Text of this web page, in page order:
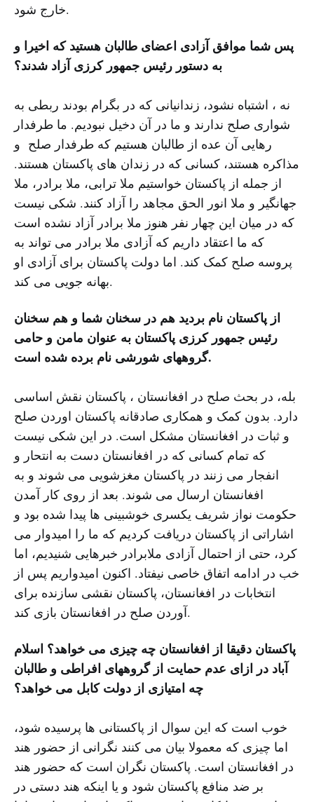
خارج شود.
پس شما موافق آزادی اعضای طالبان هستید که اخیرا و
به دستور رئیس جمهور کرزی آزاد شدند؟
نه ، اشتباه نشود، زندانیانی که در بگرام بودند ربطی به
شواری صلح ندارند و ما در آن دخیل نبودیم. ما طرفدار
رهایی آن عده از طالبان هستیم که طرفدار صلح و
مذاکره هستند، کسانی که در زندان های پاکستان هستند.
از جمله از پاکستان خواستیم ملا ترابی، ملا برادر، ملا
جهانگیر و ملا انور الحق مجاهد را آزاد کنند. شکی نیست
که در میان این چهار نفر هنوز ملا برادر آزاد نشده است
که ما اعتقاد داریم که آزادی ملا برادر می تواند به
پروسه صلح کمک کند. اما دولت پاکستان برای آزادی او
بهانه جویی می کند.
از پاکستان نام بردید هم در سخنان شما و هم سخنان
رئیس جمهور کرزی پاکستان به عنوان مامن و حامی
گروههای شورشی نام برده شده است.
بله، در بحث صلح در افغانستان ، پاکستان نقش اساسی
دارد. بدون کمک و همکاری صادقانه پاکستان اوردن صلح
و ثبات در افغانستان مشکل است. در این شکی نیست
که تمام کسانی که در افغانستان دست به انتحار و
انفجار می زنند در پاکستان مغزشویی می شوند و به
افغانستان ارسال می شوند. بعد از روی کار آمدن
حکومت نواز شریف یکسری خوشبینی ها پیدا شده بود و
اشاراتی از پاکستان دریافت کردیم که ما را امیدوار می
کرد، حتی از احتمال آزادی ملابرادر خبرهایی شنیدیم، اما
خب در ادامه اتفاق خاصی نیفتاد. اکنون امیدواریم پس از
انتخابات در افغانستان، پاکستان نقشی سازنده برای
آوردن صلح در افغانستان بازی کند.
پاکستان دقیقا از افغانستان چه چیزی می خواهد؟ اسلام
آباد در ازای عدم حمایت از گروههای افراطی و طالبان
چه امتیازی از دولت کابل می خواهد؟
خوب است که این سوال از پاکستانی ها پرسیده شود،
اما چیزی که معمولا بیان می کنند نگرانی از حضور هند
در افغانستان است. پاکستان نگران است که حضور هند
بر ضد منافع پاکستان شود و یا اینکه هند دستی در